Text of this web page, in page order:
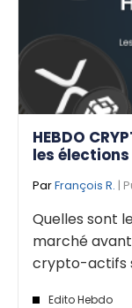
HEBDO
les élections
ParFrançois R. |
Quelles sont
marché
crypto-actifs
Edito Hebdo